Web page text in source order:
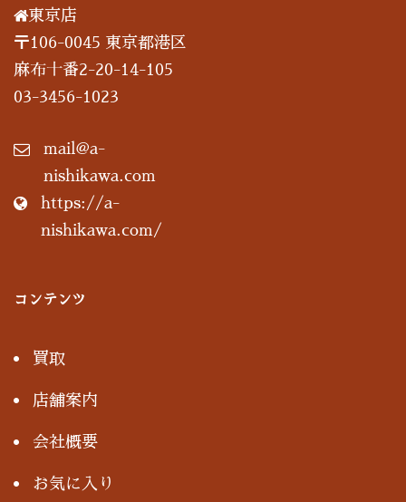
東京店
〒106-0045 東京都港区
麻布十番2-20-14-105
03-3456-1023
mail@a-
nishikawa.com
https://a-
nishikawa.com/
コンテンツ
買取
店舗案内
会社概要
お気に入り